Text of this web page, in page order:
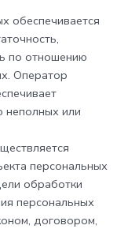
обеспечивается
по отношению
Оператор
неполных или
персональных
обработки
персональных
договором,